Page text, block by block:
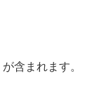
含まれます。